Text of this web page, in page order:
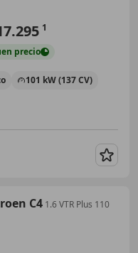
1
precio
101 kW (137 CV)
C4 1.6 VTR Plus 110